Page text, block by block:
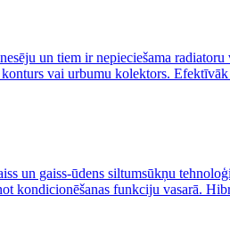
un tiem ir nepieciešama
vai urbumu kolektors.
un gaiss-ūdens siltumsūkņu
kondicionēšanas funkciju vasarā.